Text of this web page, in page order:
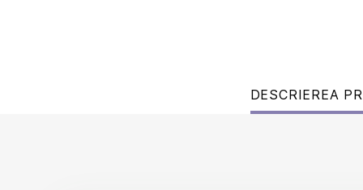
DESCRIEREA